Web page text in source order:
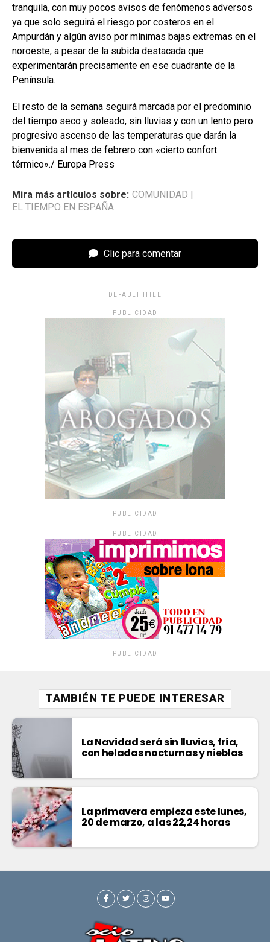
tranquila, con muy pocos avisos de fenómenos adversos
ya que solo seguirá el riesgo por costeros en el
Ampurdán y algún aviso por mínimas bajas extremas en el
noroeste, a pesar de la subida destacada que
experimentarán precisamente en ese cuadrante de la
Península.
El resto de la semana seguirá marcada por el predominio
del tiempo seco y soleado, sin lluvias y con un lento pero
progresivo ascenso de las temperaturas que darán la
bienvenida al mes de febrero con «cierto confort
térmico»./ Europa Press
Mira más artículos sobre: COMUNIDAD
EL TIEMPO EN ESPAÑA
Clic para comentar
DEFAULT TITLE
PUBLICIDAD
PUBLICIDAD
PUBLICIDAD
PUBLICIDAD
TAMBIÉN TE PUEDE INTERESAR
La Navidad será sin lluvias, fría,
con heladas nocturnas y nieblas
La primavera empieza este lunes,
20 de marzo, a las 22,24 horas